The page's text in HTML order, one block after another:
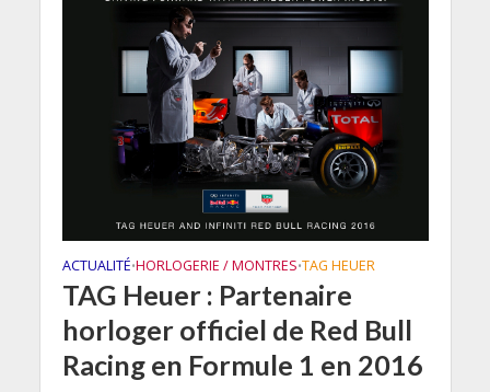
ACTUALITÉ•HORLOGERIE / MONTRES•TAG HEUER
TAG Heuer : Partenaire
horloger officiel de Red Bull
Racing en Formule 1 en 2016